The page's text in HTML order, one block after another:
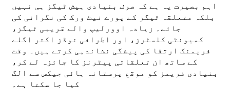
اہم بصیرت یہ ہے کہ صرف بنیادی ہیش ٹیگز ہی نہیں
بلکہ متعلقہ ٹیگز کے پورے نیٹ ورک کی نگرانی کی
جائے۔ زیادہ اوورلیپ والے قریبی ٹیگز،
کمیونٹی کلسٹرز، اور اطرافی نوڈز اکثر اگلے
فریمنگ ارتقا کی پیشگی نشاندہی کرتے ہیں۔ وقت
کے ساتھ ان تعلقاتی پیٹرنز کا جائزہ لے کر،
بنیادی فریمز کو موقع پرستانہ ہائی جیکس سے الگ
کیا جا سکتا ہے۔